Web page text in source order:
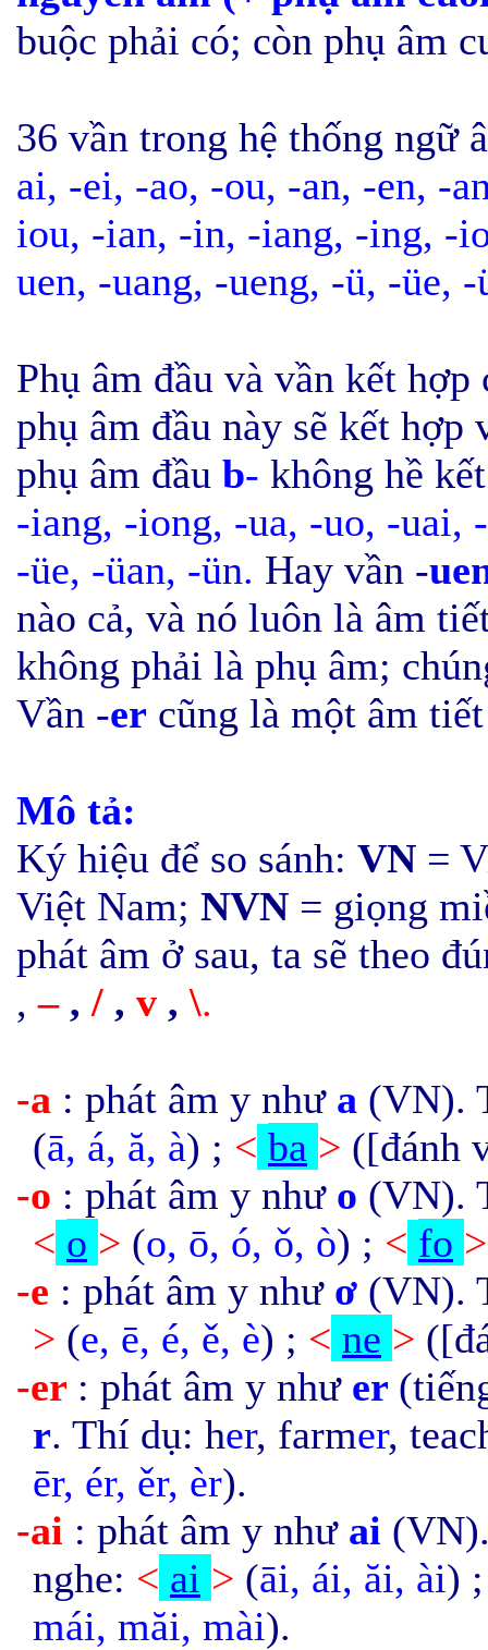
buộc phải có; còn phụ âm
36 vần trong hệ thống ngữ
ai, -ei, -ao, -ou, -an, -en, -
iou, -ian, -in, -iang, -ing, -
uen, -uang, -ueng, -ü, -üe, -
Phụ âm đầu và vần kết
phụ âm đầu này sẽ kết
phụ âm đầu b- không hề
-iang, -iong, -ua, -uo, -uai,
-üe, -üan, -ün. Hay vần -
nào cả, và nó luôn là âm
không phải là phụ âm;
Vần -er cũng là một âm
Mô tả:
Ký hiệu để so sánh: VN =
Việt Nam; NVN = giọng
phát âm ở sau, ta sẽ theo
,–, / , v ,\.
-a : phát âm y như a (VN).
(ā, á, ă, à) ; < ba > ([đánh
-o : phát âm y như o (VN).
< o > (o, ō, ó, ǒ, ò) ; < fo
-e : phát âm y như ơ (VN).
> (e, ē, é, ě, è) ; < ne >
-er : phát âm y như er
r. Thí dụ: her, farmer,
ēr, ér, ěr, èr).
-ai : phát âm y như ai
nghe: < ai > (āi, ái, ăi, ài)
mái, măi, mài).